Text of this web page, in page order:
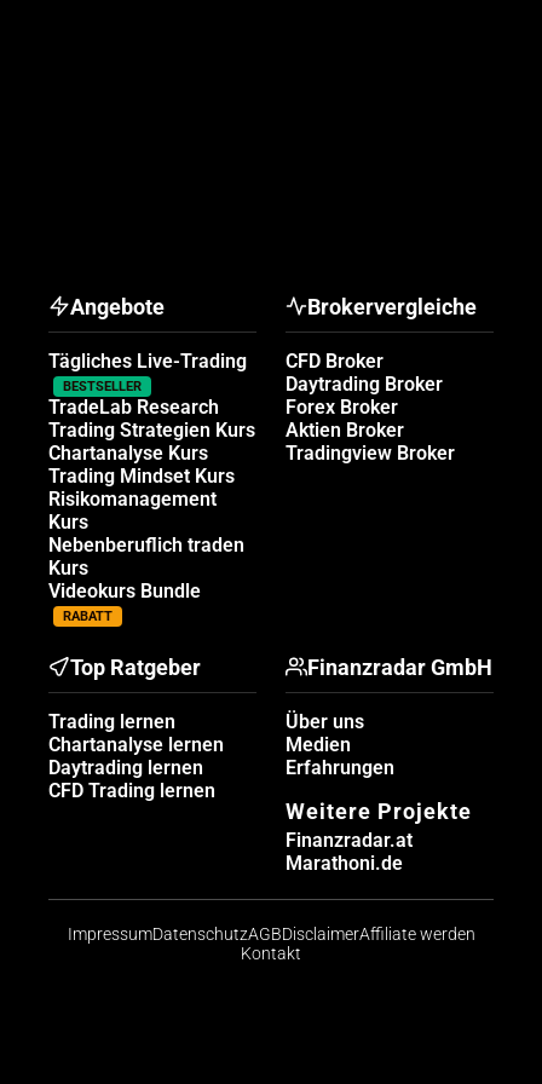
Angebote
Tägliches Live-Trading
BESTSELLER
TradeLab Research
Trading Strategien Kurs
Chartanalyse Kurs
Trading Mindset Kurs
Risikomanagement
Kurs
Nebenberuflich traden
Kurs
Videokurs Bundle
RABATT
Brokervergleiche
CFD Broker
Daytrading Broker
Forex Broker
Aktien Broker
Tradingview Broker
Top Ratgeber
Trading lernen
Chartanalyse lernen
Daytrading lernen
CFD Trading lernen
Finanzradar GmbH
Über uns
Medien
Erfahrungen
Weitere Projekte
Finanzradar.at
Marathoni.de
ImpressumDatenschutzAGBDisclaimerAffiliate werden
Kontakt